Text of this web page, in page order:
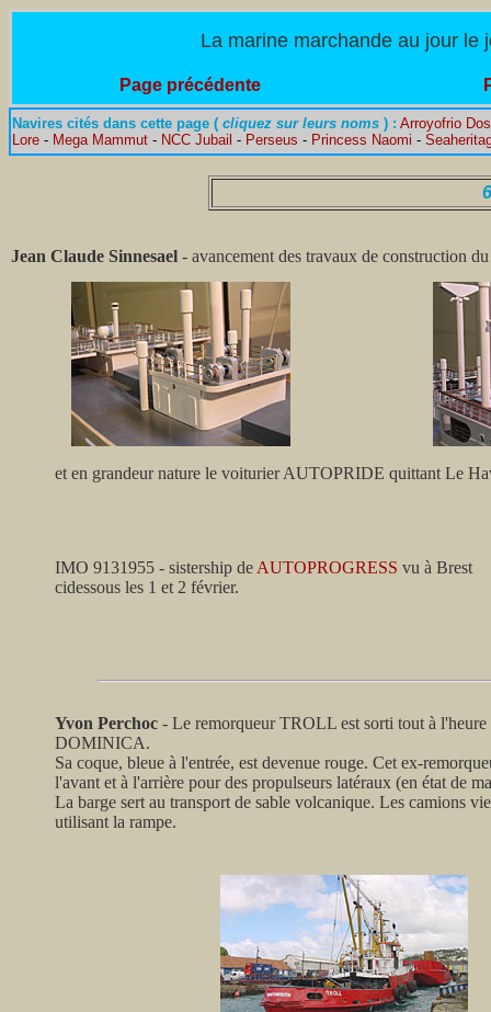
La marine marchande au jour le
Page précédente
Navires cités dans cette page ( cliquez sur leurs noms) : Arroyofrio Dos
Lore - Mega Mammut - NCC Jubail - Perseus - Princess Naomi -
Jean Claude Sinnesael - avancement des travaux de construction
et en grandeur nature le voiturier AUTOPRIDE quittant Le
IMO 9131955 - sistership de AUTOPROGRESS vu à Brest
cidessous les 1 et 2 février.
Yvon Perchoc - Le remorqueur TROLL est sorti tout à l'heure
DOMINICA.
Sa coque, bleue à l'entrée, est devenue rouge. Cet ex-
l'avant et à l'arrière pour des propulseurs latéraux (en état de
La barge sert au transport de sable volcanique. Les camions
utilisant la rampe.